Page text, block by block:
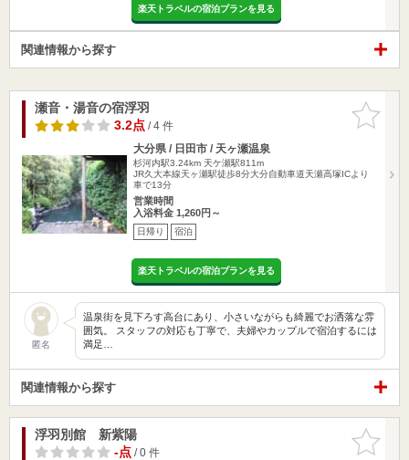
楽天トラベルの宿泊プランを見る
関連情報から探す
お気に入
りに追加
瀬音・湯音の宿浮羽
3.2点/ 4 件
大分県 / 日田市 / 天ヶ瀬温泉
杉河内駅3.24km 天ケ瀬駅811m
JR久大本線天ヶ瀬駅徒歩8分大分自動車道天瀬高塚ICより
車で13分
営業時間
入浴料金 1,260円～
日帰り 宿泊
楽天トラベルの宿泊プランを見る
匿名
温泉街を見下ろす高台にあり、小さいながらも綺麗でお洒落な雰
囲気。 スタッフの対応も丁寧で、夫婦やカップルで宿泊するには
満足…
関連情報から探す
お気に入
りに追加
浮羽別館 新紫陽
-点/ 0 件